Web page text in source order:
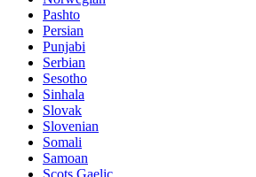
Pashto
Persian
Punjabi
Serbian
Sesotho
Sinhala
Slovak
Slovenian
Somali
Samoan
Scots Gaelic